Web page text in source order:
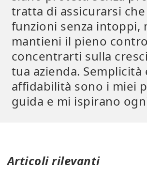
tratta di assicurarsi
funzioni senza intoppi,
mantieni il pieno
concentrarti sulla
tua azienda. Semplicità
affidabilità sono i miei
guida e mi ispirano
Articoli rilevanti